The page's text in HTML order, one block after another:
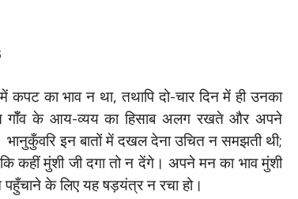
का भाव न था, तथापि दो-चार दिन में ही उनका
गॉँव के आय-व्यय का हिसाब अलग रखते और अपने
इन बातों में दखल देना उचित न समझती थी;
कहीं मुंशी जी दगा तो न देंगे। अपने मन का भाव मुंशी
पहुँचाने के लिए यह षड़यंत्र न रचा हो।